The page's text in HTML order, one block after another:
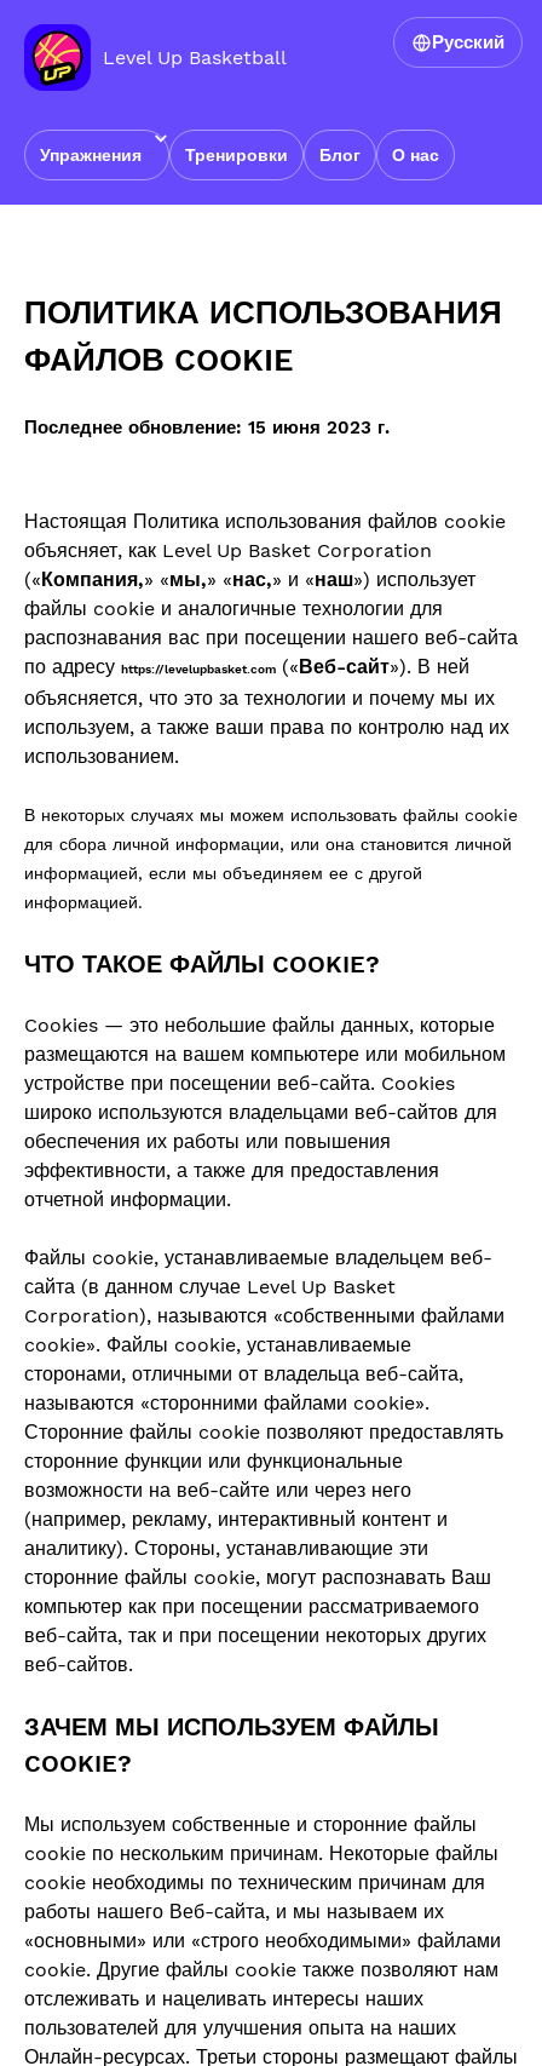
Level Up Basketball
Упражнения Тренировки Блог О нас
Русский
ПОЛИТИКА ИСПОЛЬЗОВАНИЯ
ФАЙЛОВ COOKIE
Последнее обновление: 15 июня 2023 г.
Настоящая Политика использования файлов cookie
объясняет, как Level Up Basket Corporation
(«Компания,» «мы,» «нас,» и «наш») использует
файлы cookie и аналогичные технологии для
распознавания вас при посещении нашего веб-сайта
по адресу https://levelupbasket.com («Веб-сайт»). В ней
объясняется, что это за технологии и почему мы их
используем, а также ваши права по контролю над их
использованием.
В некоторых случаях мы можем использовать файлы cookie
для сбора личной информации, или она становится личной
информацией, если мы объединяем ее с другой
информацией.
ЧТО ТАКОЕ ФАЙЛЫ COOKIE?
Cookies — это небольшие файлы данных, которые
размещаются на вашем компьютере или мобильном
устройстве при посещении веб-сайта. Cookies
широко используются владельцами веб-сайтов для
обеспечения их работы или повышения
эффективности, а также для предоставления
отчетной информации.
Файлы cookie, устанавливаемые владельцем веб-
сайта (в данном случае Level Up Basket
Corporation), называются «собственными файлами
cookie». Файлы cookie, устанавливаемые
сторонами, отличными от владельца веб-сайта,
называются «сторонними файлами cookie».
Сторонние файлы cookie позволяют предоставлять
сторонние функции или функциональные
возможности на веб-сайте или через него
(например, рекламу, интерактивный контент и
аналитику). Стороны, устанавливающие эти
сторонние файлы cookie, могут распознавать Ваш
компьютер как при посещении рассматриваемого
веб-сайта, так и при посещении некоторых других
веб-сайтов.
ЗАЧЕМ МЫ ИСПОЛЬЗУЕМ ФАЙЛЫ
COOKIE?
Мы используем собственные и сторонние файлы
cookie по нескольким причинам. Некоторые файлы
cookie необходимы по техническим причинам для
работы нашего Веб-сайта, и мы называем их
«основными» или «строго необходимыми» файлами
cookie. Другие файлы cookie также позволяют нам
отслеживать и нацеливать интересы наших
пользователей для улучшения опыта на наших
Онлайн-ресурсах. Третьи стороны размещают файлы